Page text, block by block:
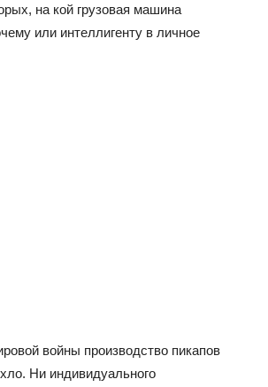
на кой грузовая машина
или интеллигенту в личное
войны производство пикапов
Ни индивидуального